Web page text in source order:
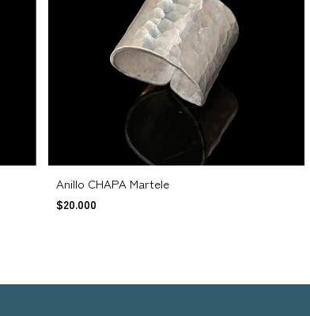
Anillo CHAPA Martele
$20.000